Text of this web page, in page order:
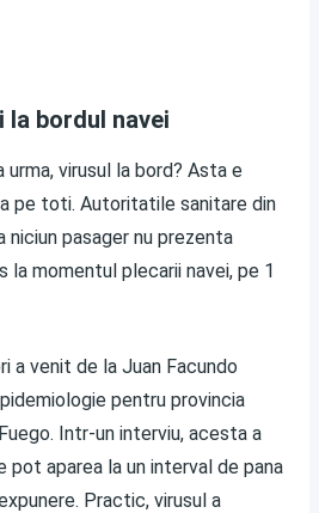
bordul navei
urma, virusul la bord? Asta e
pe toti. Autoritatile sanitare din
niciun pasager nu prezenta
la momentul plecarii navei, pe 1
a venit de la Juan Facundo
pentru provincia
Intr-un interviu, acesta a
aparea la un interval de pana
Practic, virusul a